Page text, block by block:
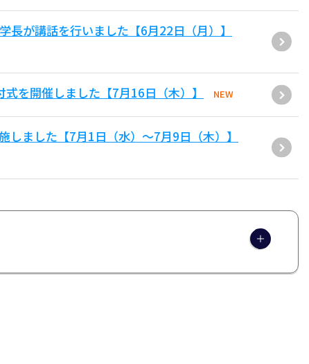
長が講話を行いました【6月22日（月）】
を開催しました【7月16日（木）】 NEW
しました【7月1日（水）～7月9日（木）】